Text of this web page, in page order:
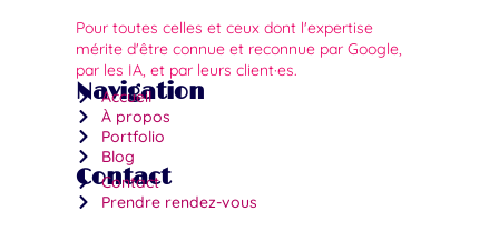
Pour toutes celles et ceux dont l'expertise
mérite d'être connue et reconnue par Google,
par les IA, et par leurs client·es.
Navigation
Accueil
À propos
Portfolio
Blog
Contact
Contact
Prendre rendez-vous